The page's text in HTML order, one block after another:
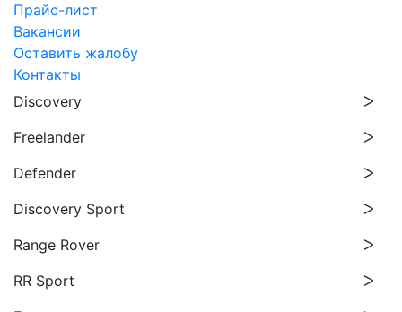
Прайс-лист
Вакансии
Оставить жалобу
Контакты
Discovery
Freelander
Defender
Discovery Sport
Range Rover
RR Sport